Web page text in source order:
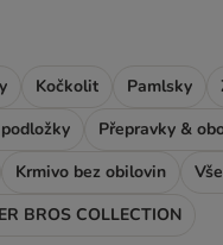
Kočkolit Pamlsky
Přepravky &
Krmivo bez obilovin
BROS COLLECTION